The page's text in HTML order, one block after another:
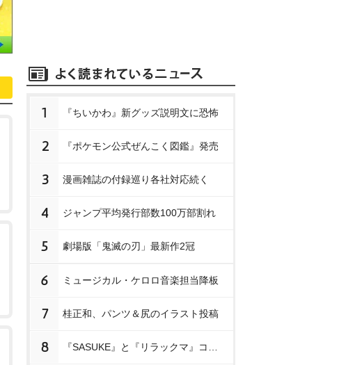
1 『ちいかわ』新グッズ説明文に恐怖
2 『ポケモン公式ぜんこく図鑑』発売
3 漫画雑誌の付録巡り各社対応続く
4 ジャンプ平均発行部数100万部割れ
5 劇場版「鬼滅の刃」最新作2冠
6 ミュージカル・ケロロ音楽担当降板
7 桂正和、パンツ＆尻のイラスト投稿
8